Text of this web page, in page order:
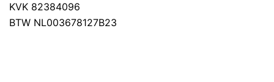
KVK 82384096
BTW NL003678127B23